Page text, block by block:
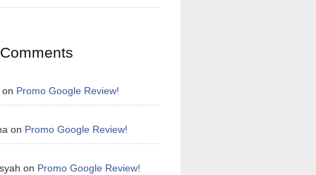
on Promo Google Review!
on Promo Google Review!
on Promo Google Review!